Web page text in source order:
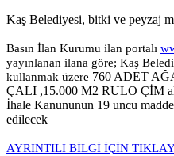
Kaş Belediyesi, bitki ve peyzaj
Basın İlan Kurumu ilan portalı
yayınlanan ilana göre; Kaş
kullanmak üzere 760 ADET
ÇALI ,15.000 M2 RULO ÇİM
İhale Kanununun 19 uncu
edilecek
AYRINTILI BİLGİ İÇİN